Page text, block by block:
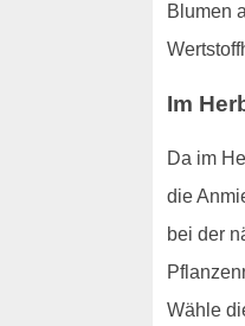
Blumen
Im
Da im
die
bei der
Wähle